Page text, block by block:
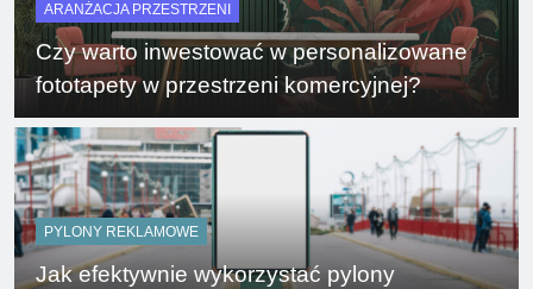
ARANŻACJA PRZESTRZENI
Czy warto inwestować w personalizowane
fototapety w przestrzeni komercyjnej?
PYLONY REKLAMOWE
Jak efektywnie wykorzystać pylony